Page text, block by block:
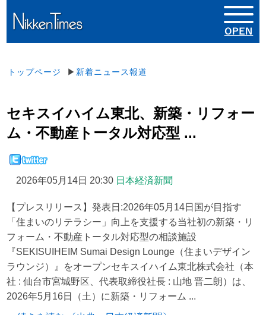
トップページ ▶ 新着ニュース報道
セキスイハイム東北、新築・リフォー
ム・不動産トータル対応型 ...
2026年05月14日 20:30 日本経済新聞
【プレスリリース】発表日:2026年05月14日国が目指す
「住まいのリテラシー」向上を支援する当社初の新築・リ
フォーム・不動産トータル対応型の相談施設
『SEKISUIHEIM Sumai Design Lounge（住まいデザイン
ラウンジ）』をオープンセキスイハイム東北株式会社（本
社 : 仙台市宮城野区、代表取締役社長 : 山地 晋二朗）は、
2026年5月16日（土）に新築・リフォーム ...